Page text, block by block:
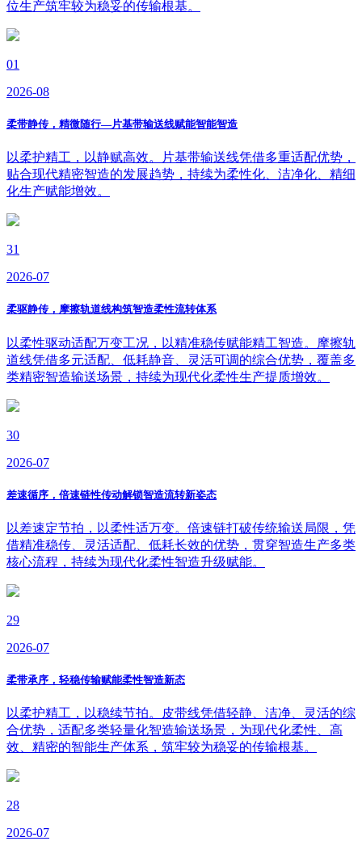
位生产筑牢较为稳妥的传输根基。
01
2026-08
柔带静传，精微随行—片基带输送线赋能智能智造
以柔护精工，以静赋高效。片基带输送线凭借多重适配优势，
贴合现代精密智造的发展趋势，持续为柔性化、洁净化、精细
化生产赋能增效。
31
2026-07
柔驱静传，摩擦轨道线构筑智造柔性流转体系
以柔性驱动适配万变工况，以精准稳传赋能精工智造。摩擦轨
道线凭借多元适配、低耗静音、灵活可调的综合优势，覆盖多
类精密智造输送场景，持续为现代化柔性生产提质增效。
30
2026-07
差速循序，倍速链性传动解锁智造流转新姿态
以差速定节拍，以柔性适万变。倍速链打破传统输送局限，凭
借精准稳传、灵活适配、低耗长效的优势，贯穿智造生产多类
核心流程，持续为现代化柔性智造升级赋能。
29
2026-07
柔带承序，轻稳传输赋能柔性智造新态
以柔护精工，以稳续节拍。皮带线凭借轻静、洁净、灵活的综
合优势，适配多类轻量化智造输送场景，为现代化柔性、高
效、精密的智能生产体系，筑牢较为稳妥的传输根基。
28
2026-07